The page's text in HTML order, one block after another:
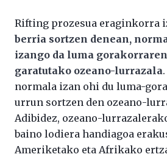
Rifting prozesua eraginkorra
berria sortzen denean,
izango da luma
garatutako ozeano-lurrazala
normala izan ohi du luma-
urrun sortzen den ozeano-
Adibidez, ozeano-
baino lodiera handiagoa
Ameriketako eta Afrikako